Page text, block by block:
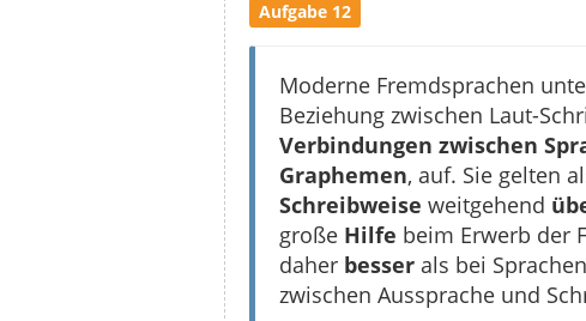
Aufgabe 12
Moderne Fremdsprachen
Beziehung zwischen Laut-
Verbindungen zwischen
Graphemen, auf. Sie gelten
Schreibweise weitgehend
große Hilfe beim Erwerb der
daher besser als bei
zwischen Aussprache und